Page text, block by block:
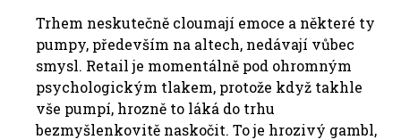
Trhem neskutečně cloumají emoce a některé ty
pumpy, především na altech, nedávají vůbec
smysl. Retail je momentálně pod ohromným
psychologickým tlakem, protože když takhle
vše pumpí, hrozně to láká do trhu
bezmyšlenkovitě naskočit. To je hrozivý gambl,